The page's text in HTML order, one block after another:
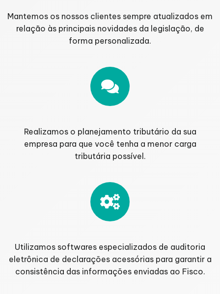
Mantemos os nossos clientes sempre atualizados em
relação às principais novidades da legislação, de
forma personalizada.
Realizamos o planejamento tributário da sua
empresa para que você tenha a menor carga
tributária possível.
Utilizamos softwares especializados de auditoria
eletrônica de declarações acessórias para garantir a
consistência das informações enviadas ao Fisco.